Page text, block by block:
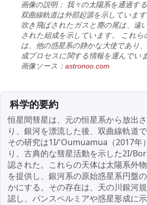
画像の説明： 我々の太陽系を通過す
双曲線軌道は外部起源を示していま
吹き飛ばされたガスと塵の尾は、遠
された組成を示しています。 これら
は、他の惑星系の静かな大使であり
成プロセスに関する情報を運んでいま
画像ソース：astronoo.com
科学的要約
恒星間彗星は、元の恒星系から放出
り、銀河を漂流した後、双曲線軌道
その研究は1I/'Oumuamua（2017年
り、古典的な彗星活動を示した2I/
認された。これらの天体は太陽系外
を提供し、銀河系の原始惑星系円盤
かにする。その存在は、天の川銀河
認し、パンスペルミアや惑星形成に示